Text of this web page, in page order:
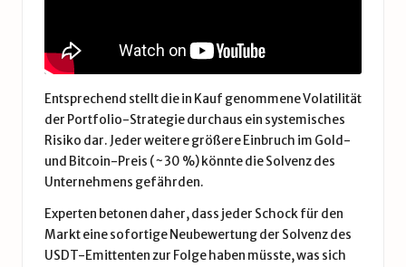
Entsprechend stellt die in Kauf genommene Volatilität
der Portfolio-Strategie durchaus ein systemisches
Risiko dar. Jeder weitere größere Einbruch im Gold-
und Bitcoin-Preis (~30 %) könnte die Solvenz des
Unternehmens gefährden.
Experten betonen daher, dass jeder Schock für den
Markt eine sofortige Neubewertung der Solvenz des
USDT-Emittenten zur Folge haben müsste, was sich